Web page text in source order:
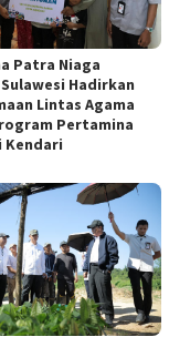
Patra Niaga
Hadirkan
Lintas Agama
Pertamina
Kendari